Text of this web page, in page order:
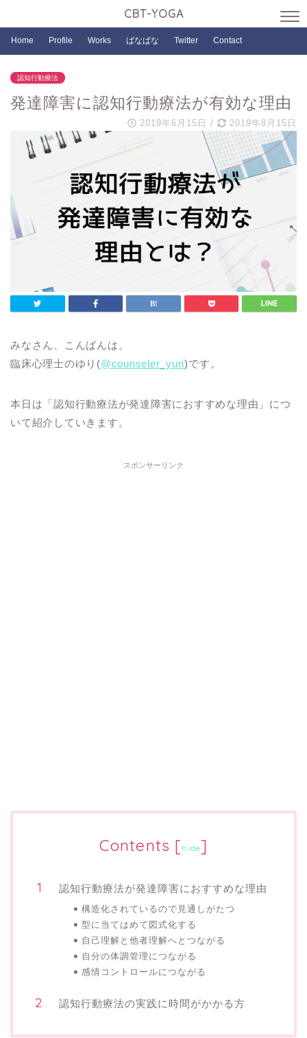
CBT-YOGA
Home Profile Works ばなぱな Twitter Contact
認知行動療法
発達障害に認知行動療法が有効な理由
2019年6月15日 / 2019年8月15日
みなさん、こんばんは。
臨床心理士のゆり(@counseler_yuri)です。
本日は「認知行動療法が発達障害におすすめな理由」につ
いて紹介していきます。
スポンサーリンク
Contents [hide]
認知行動療法が発達障害におすすめな理由
構造化されているので見通しがたつ
型に当てはめて図式化する
自己理解と他者理解へとつながる
自分の体調管理につながる
感情コントロールにつながる
認知行動療法の実践に時間がかかる方